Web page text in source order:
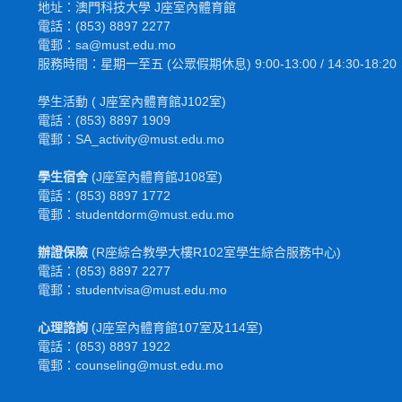
地址：澳門科技大學 J座室內體育館
電話：(853) 8897 2277
電郵：sa@must.edu.mo
服務時間：星期一至五 (公眾假期休息) 9:00-13:00 / 14:30-18:20
學生活動 ( J座室內體育館J102室)
電話：(853) 8897 1909
電郵：SA_activity@must.edu.mo
學生宿舍 (J座室內體育館J108室)
電話：(853) 8897 1772
電郵 ：studentdorm@must.edu.mo
辦證保險 (R座綜合教學大樓R102室學生綜合服務中心)
電話：(853) 8897 2277
電郵：studentvisa@must.edu.mo
心理諮詢 (J座室內體育館107室及114室)
電話：(853) 8897 1922
電郵：counseling@must.edu.mo